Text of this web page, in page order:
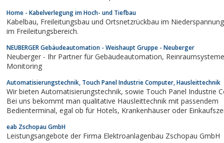
Home - Kabelverlegung im Hoch- und Tiefbau
Kabelbau, Freileitungsbau und Ortsnetzrückbau im Niederspannungsbereich und
im Freileitungsbereich.
NEUBERGER Gebäudeautomation - Weishaupt Gruppe - Neuberger
Neuberger - Ihr Partner für Gebäudeautomation, Reinraumsysteme und
Monitoring
Automatisierungstechnik, Touch Panel Industrie Computer, Hausleittechnik
Wir bieten Automatisierungstechnik, sowie Touch Panel Industrie Computer an.
Bei uns bekommt man qualitative Hausleittechnik mit passendem
Bedienterminal, egal ob für Hotels, Krankenhäuser oder Einkaufszentren. Wir
Problemen und Fragen immer Hilfe zu...
eab Zschopau GmbH
Leistungsangebote der Firma Elektroanlagenbau Zschopau GmbH